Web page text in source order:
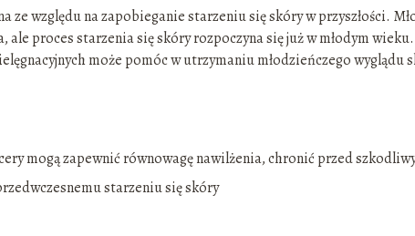
ze względu na zapobieganie starzeniu się skóry w przyszłości.
ale proces starzenia się skóry rozpoczyna się już w młodym wieku.
może pomóc w utrzymaniu młodzieńczego wyglądu
mogą zapewnić równowagę nawilżenia, chronić przed
starzeniu się skóry